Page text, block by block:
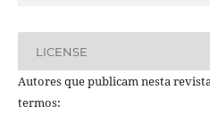
LICENSE
Autores que publicam nesta
termos: